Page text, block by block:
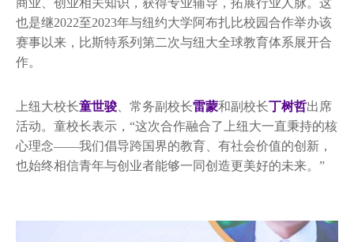
商业、创业相关知识，获得专业辅导，拓展行业人脉。这
也是继2022至2023年与纽约大学阿布扎比校园合作举办该
赛事以来，比斯特系列第二次与纽大全球教育体系展开合
作。
上纽大校长童世骏、常务副校长雷蒙和副校长丁树哲出席
活动。童校长表示，“这次合作融合了上纽大一直秉持的核
心理念——我们倡导跨国界的教育、有社会价值的创新，
也始终相信青年与创业者能够一同创造更美好的未来。”